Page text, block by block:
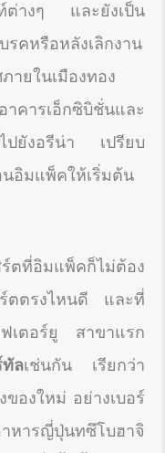
ต่างๆ และยังเป็น
รคหรือหลังเลิกงาน
ยในเมืองทอง
คารเอ็กซิบิชั่นและ
ปยังอรีน่า เปรียบ
อิมแพ็คให้เริ่มต้น
ที่อิมแพ็คก็ไม่ต้อง
ร์ตตรงไหนดี และที่
เตอร์ยู สาขาแรก
ทัลเช่นกัน เรียกว่า
องใหม่ อย่างเบอร์
ารญี่ปุ่นทซึโบฮาจิ